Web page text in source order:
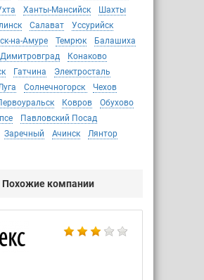
Ханты-Мансийск
Шахты
Салават
Уссурийск
на-Амуре
Темрюк
Балашиха
Димитровград
Конаково
Гатчина
Электросталь
Солнечногорск
Чехов
Ковров
Обухово
Павловский Посад
Заречный Ачинск Лянтор
Похожие компании